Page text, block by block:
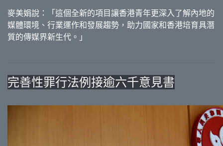
麥美娟說：「這個全新的項目讓香港青年更深入了解內地的
媒體環境、行業運作和發展趨勢，助力國家和香港培育具潛
質的傳媒界新生代。」
完善性罪行法例接逾六千意見書